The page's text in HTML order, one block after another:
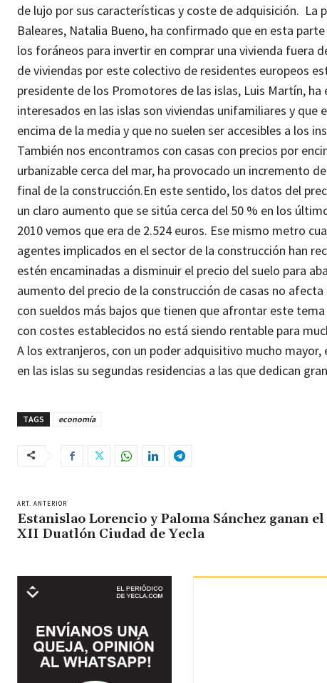
de lujo por sus características y coste de adquisición. La
Baleares, Natalia Bueno, ha confirmado que en esta
los foráneos para invertir en comprar una vivienda fuera
de viviendas por este colectivo de residentes europeos
presidente de los Promotores de las islas, Luis Martín,
interesados en las islas son viviendas unifamiliares y
encima de la media y que no suelen ser accesibles a los
También nos encontramos con casas con precios por
urbanizable cerca del mar, ha provocado un incremento
final de la construcción.En este sentido, los datos del
un claro aumento que se sitúa cerca del 50 % en los
2010 vemos que era de 2.524 euros. Ese mismo metro
agentes implicados en el sector de la construcción han
estén encaminadas a disminuir el precio del suelo para
aumento del precio de la construcción de casas no
con sueldos más bajos que tienen que afrontar este
con costes establecidos no está siendo rentable para
A los extranjeros, con un poder adquisitivo mucho
en las islas su segundas residencias a las que dedican
TAGS economía
ART. ANTERIOR
Estanislao Lorencio y Paloma Sánchez ganan el
XII Duatlón Ciudad de Yecla